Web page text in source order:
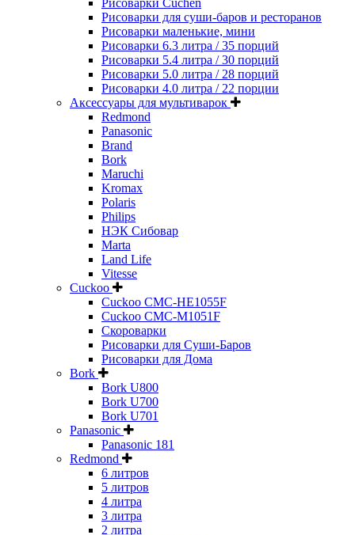
Рисоварки Cuchen
Рисоварки для суши-баров и ресторанов
Рисоварки маленькие, мини
Рисоварки 6.3 литра / 35 порций
Рисоварки 5.4 литра / 30 порций
Рисоварки 5.0 литра / 28 порций
Рисоварки 4.0 литра / 22 порции
Аксессуары для мультиварок
Redmond
Panasonic
Brand
Bork
Maruchi
Kromax
Polaris
Philips
НЭК Сибовар
Marta
Land Life
Vitesse
Cuckoo
Cuckoo CMC-HE1055F
Cuckoo CMC-M1051F
Скороварки
Рисоварки для Суши-Баров
Рисоварки для Дома
Bork
Bork U800
Bork U700
Bork U701
Panasonic
Panasonic 181
Redmond
6 литров
5 литров
4 литра
3 литра
2 литра